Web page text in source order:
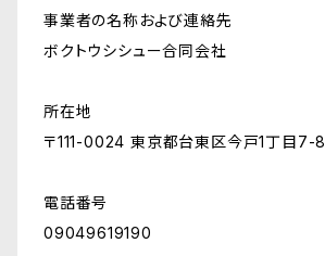
事業者の名称および連絡先
ボクトウシシュー合同会社
所在地
〒111-0024 東京都台東区今戸1丁目7-8
電話番号
09049619190